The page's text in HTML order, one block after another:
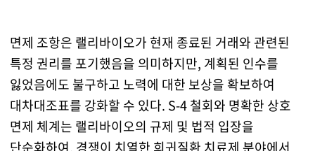
면제 조항은 랠리바이오가 현재 종료된 거래와 관련된
특정 권리를 포기했음을 의미하지만, 계획된 인수를
잃었음에도 불구하고 노력에 대한 보상을 확보하여
대차대조표를 강화할 수 있다. S-4 철회와 명확한 상호
면제 체계는 랠리바이오의 규제 및 법적 입장을